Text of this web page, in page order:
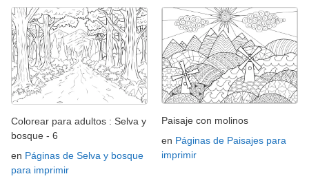
Colorear para adultos : Selva y
bosque - 6
en Páginas de Selva y bosque
para imprimir
Paisaje con molinos
en Páginas de Paisajes para
imprimir